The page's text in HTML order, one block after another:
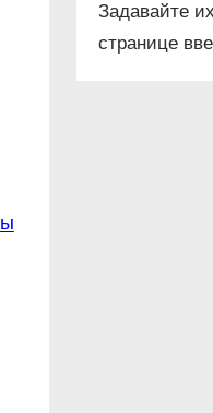
Задавайте
странице